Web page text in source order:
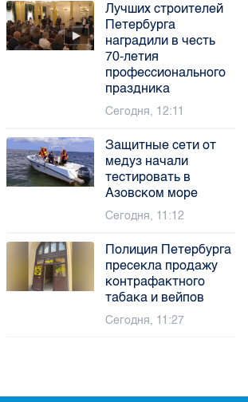
Лучших строителей
Петербурга
наградили в честь
70-летия
профессионального
праздника
Сегодня, 12:11
Защитные сети от
медуз начали
тестировать в
Азовском море
Сегодня, 11:12
Полиция Петербурга
пресекла продажу
контрафактного
табака и вейпов
Сегодня, 11:27